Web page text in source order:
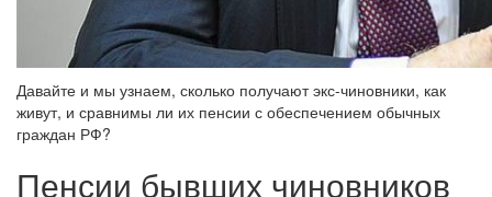
Давайте и мы узнаем, сколько получают экс-чиновники, как
живут, и сравнимы ли их пенсии с обеспечением обычных
граждан РФ?
Пенсии бывших чиновников